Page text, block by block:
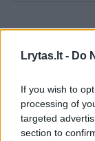
Lrytas.lt - Do
If you wish to
processing of
targeted
section to
Prisijunkite